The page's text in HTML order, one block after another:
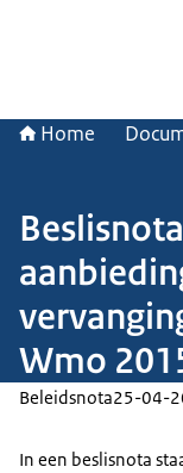
Home
Wmo
Beleidsnota25-04-
In een beslisnota